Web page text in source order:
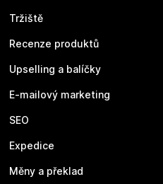
Tržiště
Recenze produktů
Upselling a balíčky
E-mailový marketing
SEO
Expedice
Měny a překlad